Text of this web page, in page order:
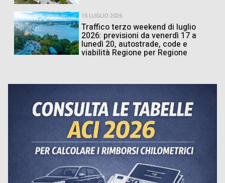
15 LUGLIO 2026
Traffico terzo weekend di luglio
2026: previsioni da venerdì 17 a
lunedì 20, autostrade, code e
viabilità Regione per Regione